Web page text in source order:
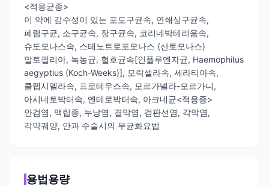
<적응균종>
이 약에 감수성이 있는 포도구균속, 연쇄상구균속,
폐렴구균, 소구균속, 장구균속, 코리네박테리움속,
슈도모나스속, 스테노트로포모나스 (산토모나스)
말토필리아, 녹농균, 혈호균속[인플루엔자균, Haemophilus
aegyptius (Koch-Weeks)], 모락셀라속, 세라티아속,
클렙시엘라속, 프로테우스속, 모르가넬라-모르가니,
아시네토박터속, 엔테로박터속, 아크네균<적응증>
안검염, 맥립종, 누낭염, 결막염, 검판선염, 각막염,
각막궤양, 안과 수술시의 무균화요법
용법용량